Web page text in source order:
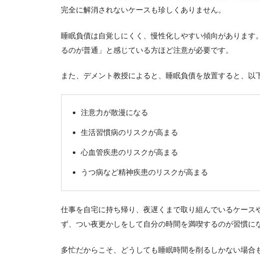
完全に解消されないケースも珍しくありません。
睡眠負債は自覚しにくく、慢性化しやすい傾向がありま
るのが普通」と感じている方ほど注意が必要です。
また、デメント教授によると、睡眠負債を放置すると、以
注意力が散漫になる
生活習慣病のリスクが高まる
心血管疾患のリスクが高まる
うつ病など精神疾患のリスクが高まる
仕事を自宅に持ち帰り、夜遅くまで取り組んでいるケー
ず、つい夜更かしをして自分の時間を満喫するのが習慣に
多忙だからこそ、どうしても睡眠時間を削るしかない場